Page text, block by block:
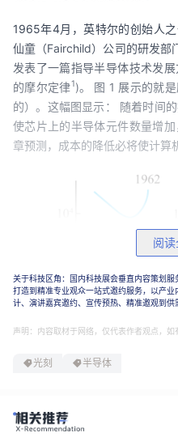
1965年4月，英特尔的创始人
仙童（Fairchild）公司的研发部
发表了一篇指导半导体技术发
的摩尔定律1)。 图 1 展示的就
的）。这幅图显示： 随着时间
使芯片上的半导体元件数量增
章预测，成本的降低必将使计算
阅
关于科技区角：国内科技展会垂直内容策划
打造到精准专业观众一站式邀约服务，以产
计、演讲嘉宾邀约、宣传预热、精准邀观到供
声明：内容取材于网络，仅代表作者观点，如
光刻 半导体